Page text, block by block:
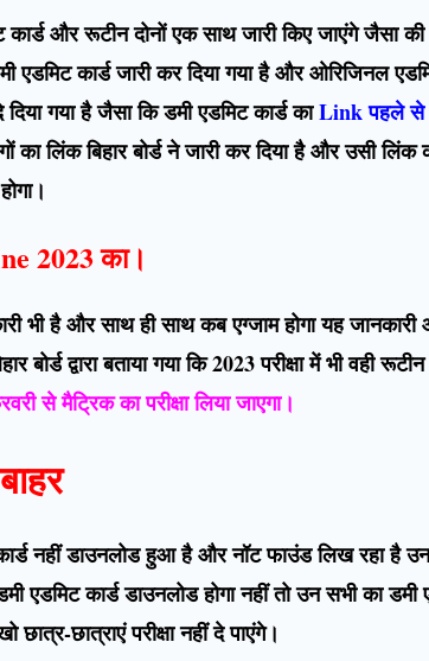
और रूटीन दोनों एक साथ जारी किए जाएंगे जैसा
एडमिट कार्ड जारी कर दिया गया है और ओरिजिनल
गया है जैसा कि डमी एडमिट कार्ड काLink पहले से
लिंक बिहार बोर्ड ने जारी कर दिया है और उसी
2023 का।
भी है और साथ ही साथ कब एग्जाम होगा यह
द्वारा बताया गया कि 2023 परीक्षा में भी वही
से मैट्रिक का परीक्षा लिया जाएगा।
नहीं डाउनलोड हुआ है और नॉट फाउंड लिख रहा है
कार्ड डाउनलोड होगा नहीं तो उन सभी का डमी
छात्राएं परीक्षा नहीं दे पाएंगे।